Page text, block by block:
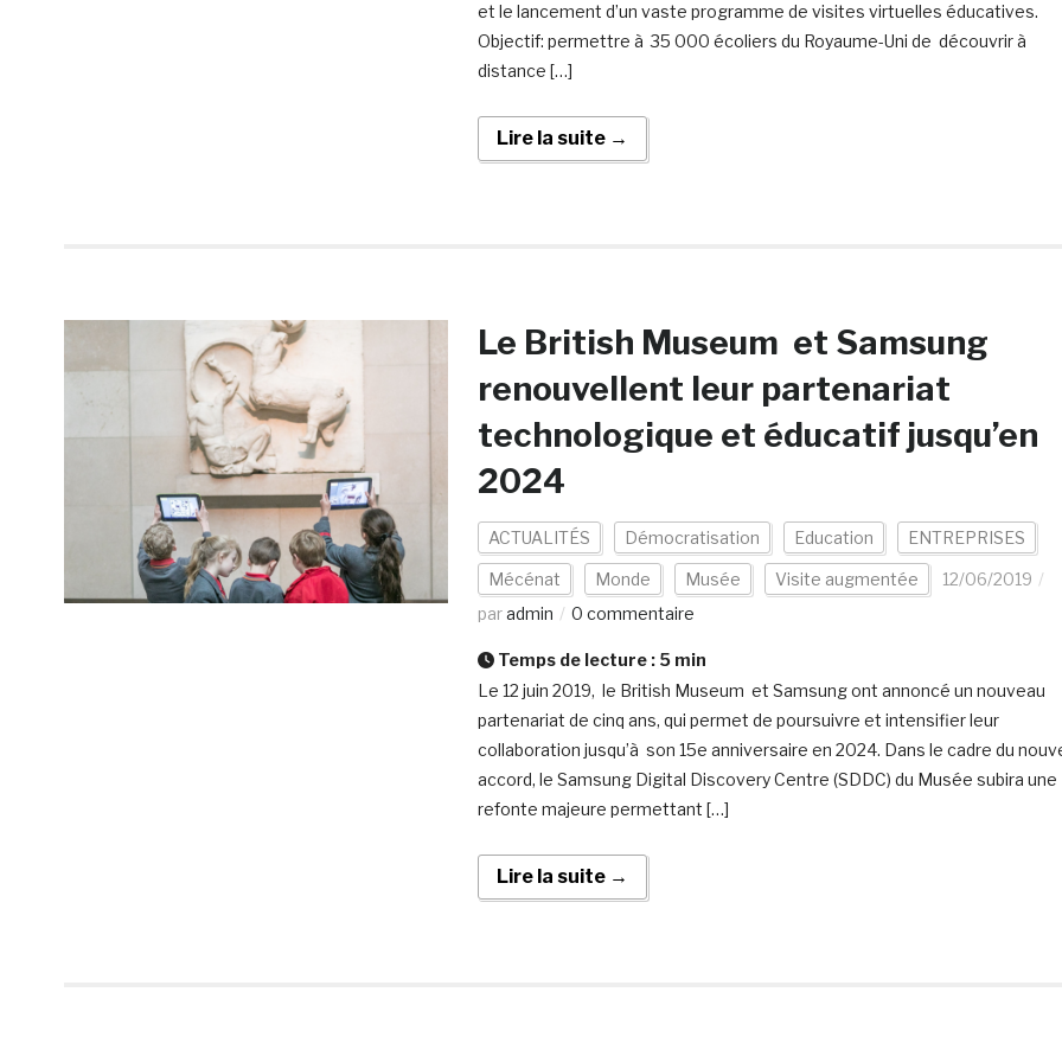
et le lancement d’un vaste programme de visites virtuelles éducatives.
Objectif: permettre à 35 000 écoliers du Royaume-Uni de découvrir à
distance […]
Lire la suite →
Le British Museum et Samsung
renouvellent leur partenariat
technologique et éducatif jusqu’en
2024
ACTUALITÉS Démocratisation Education ENTREPRISES
Mécénat Monde Musée Visite augmentée
12/06/2019
paradmin 0 commentaire
Temps de lecture : 5 min
Le 12 juin 2019, le British Museum et Samsung ont annoncé un nouveau
partenariat de cinq ans, qui permet de poursuivre et intensifier leur
collaboration jusqu’à son 15e anniversaire en 2024. Dans le cadre du
accord, le Samsung Digital Discovery Centre (SDDC) du Musée subira une
refonte majeure permettant […]
Lire la suite →